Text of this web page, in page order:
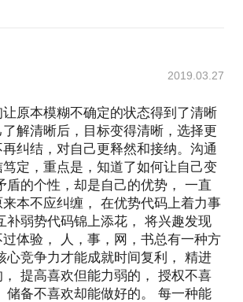
2019.03.27
原本模糊不确定的状态得到了清晰
解清晰后，目标变得清晰，选择更
纠结，对自己更释然和接纳。沟通
定，重点是，知道了如何让自己变
盾的个性，却是自己的优势， 一直
本不应纠缠， 在优势代码上着力事
补弱势代码锦上添花， 将兴趣发现
体验， 人，事，网，书总有一种方
心竞争力才能成就时间复利， 精进
提高喜欢但能力弱的， 授权不喜
储备不喜欢却能做好的。 每一种能